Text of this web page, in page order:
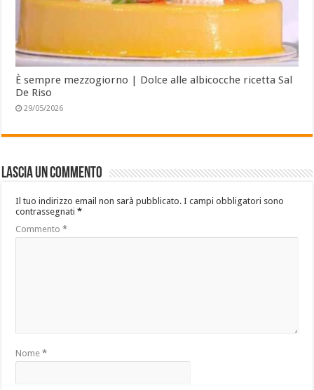
È sempre mezzogiorno | Dolce alle albicocche ricetta Sal
De Riso
29/05/2026
Lascia un commento
Il tuo indirizzo email non sarà pubblicato. I campi obbligatori sono
contrassegnati*
Commento*
Nome*